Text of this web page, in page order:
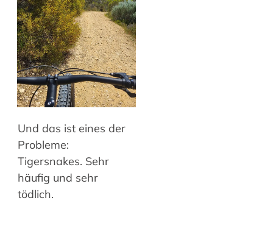
Und das ist eines der
Probleme:
Tigersnakes. Sehr
häufig und sehr
tödlich.